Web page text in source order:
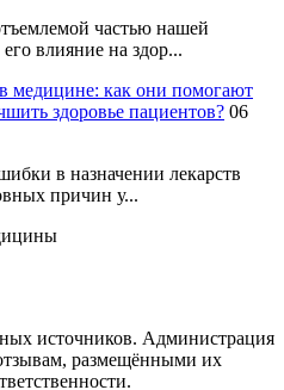
частью нашей
влияние на здор...
медицине: как они помогают
здоровье пациентов? 06
в назначении лекарств
причин у...
источников. Администрация
размещёнными их